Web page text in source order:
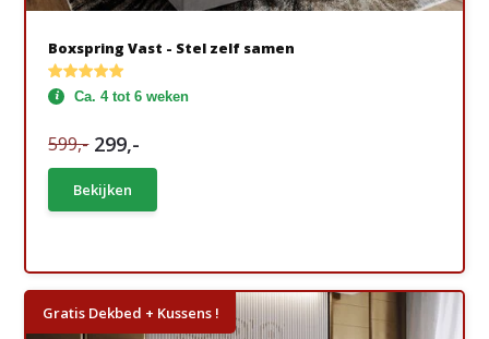
Boxspring Vast - Stel zelf samen
Ca. 4 tot 6 weken
599,- 299,-
Bekijken
Gratis Dekbed + Kussens !